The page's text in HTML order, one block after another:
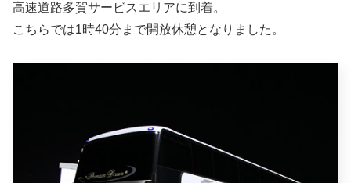
高速道路多賀サービスエリアに到着。
こちらでは1時40分まで開放休憩となりました。